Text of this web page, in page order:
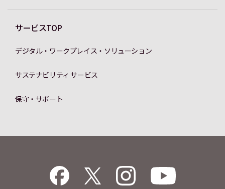
サービスTOP
デジタル・ワークプレイス・ソリューション
サステナビリティ サービス
保守・サポート